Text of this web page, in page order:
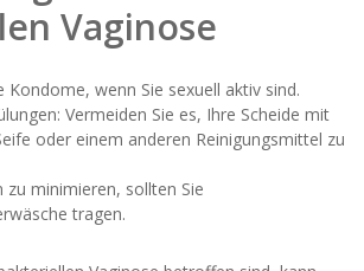
Vaginose
Kondome, wenn Sie sexuell aktiv sind.
Vermeiden Sie es, Ihre Scheide mit
oder einem anderen Reinigungsmittel zu
zu minimieren, sollten Sie
tragen.